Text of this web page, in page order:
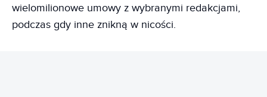
wielomilionowe umowy z wybranymi redakcjami,
podczas gdy inne znikną w nicości.